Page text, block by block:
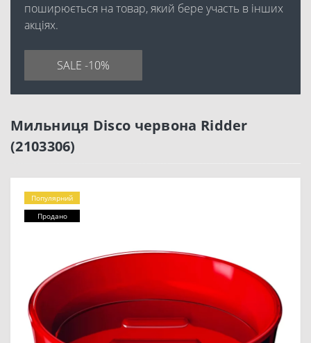
поширюється на товар, який бере участь в інших
акціях.
SALE -10%
Мильниця Disco червона Ridder
(2103306)
Популярний
Продано